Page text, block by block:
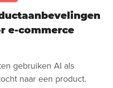
e-commerce
gebruiken AI als
naar een product.